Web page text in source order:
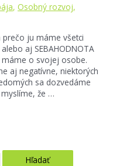
,Osobný rozvoj,
prečo ju máme všetci
aj SEBAHODNOTA
máme o svojej osobe.
aj negatívne, niektorých
sa dozvedáme
že …